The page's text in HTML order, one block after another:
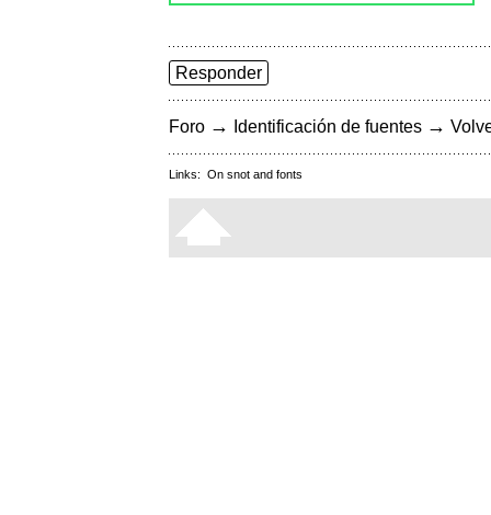
Responder
Foro → Identificación de fuentes →
Links: On snot and fonts